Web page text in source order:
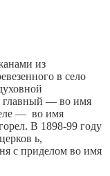
из
в село
главный — во имя
— во имя
В 1898-99 году
ь,
с приделом во имя